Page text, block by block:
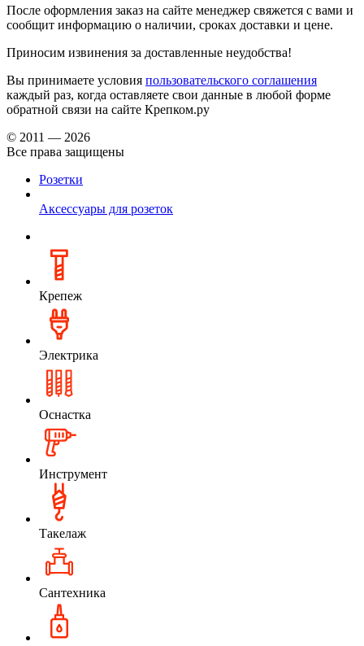
После оформления заказ на сайте менеджер свяжется с вами и
сообщит информацию о наличии, сроках доставки и цене.
Приносим извинения за доставленные неудобства!
Вы принимаете условия пользовательского соглашения
каждый раз, когда оставляете свои данные в любой форме
обратной связи на сайте Крепком.ру
© 2011 — 2026
Все права защищены
Розетки
Аксессуары для розеток
Крепеж
Электрика
Оснастка
Инструмент
Такелаж
Сантехника